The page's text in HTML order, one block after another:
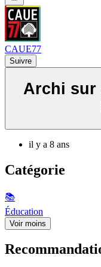
CAUE77
Suivre
Archi sur
il y a 8 ans
Catégorie
📚
Éducation
Voir moins